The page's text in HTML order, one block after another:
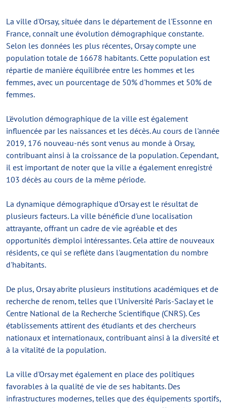
La ville d'Orsay, située dans le département de l'Essonne en
France, connaît une évolution démographique constante.
Selon les données les plus récentes, Orsay compte une
population totale de 16678 habitants. Cette population est
répartie de manière équilibrée entre les hommes et les
femmes, avec un pourcentage de 50% d'hommes et 50% de
femmes.
L'évolution démographique de la ville est également
influencée par les naissances et les décès. Au cours de l'année
2019, 176 nouveau-nés sont venus au monde à Orsay,
contribuant ainsi à la croissance de la population. Cependant,
il est important de noter que la ville a également enregistré
103 décès au cours de la même période.
La dynamique démographique d'Orsay est le résultat de
plusieurs facteurs. La ville bénéficie d'une localisation
attrayante, offrant un cadre de vie agréable et des
opportunités d'emploi intéressantes. Cela attire de nouveaux
résidents, ce qui se reflète dans l'augmentation du nombre
d'habitants.
De plus, Orsay abrite plusieurs institutions académiques et de
recherche de renom, telles que l'Université Paris-Saclay et le
Centre National de la Recherche Scientifique (CNRS). Ces
établissements attirent des étudiants et des chercheurs
nationaux et internationaux, contribuant ainsi à la diversité et
à la vitalité de la population.
La ville d'Orsay met également en place des politiques
favorables à la qualité de vie de ses habitants. Des
infrastructures modernes, telles que des équipements sportifs,